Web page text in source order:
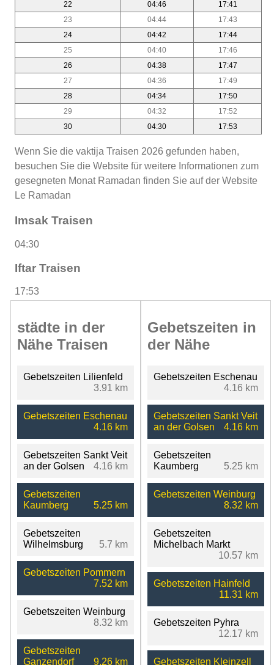
22
04:46
17:41
23
04:44
17:43
24
04:42
17:44
25
04:40
17:46
26
04:38
17:47
27
04:36
17:49
28
04:34
17:50
29
04:32
17:52
30
04:30 17:53
Wenn Sie die vaktija Traisen 2026 gefunden haben,
besuchen Sie die Website für weitere Informationen zum
gesegneten Monat Ramadan finden Sie auf der Website
Le Ramadan
Imsak Traisen
04:30
Iftar Traisen
17:53
städte in der
Nähe Traisen
Gebetszeiten Lilienfeld
3.91 km
Gebetszeiten Eschenau
4.16 km
Gebetszeiten Sankt Veit
an der Golsen
4.16 km
Gebetszeiten
Kaumberg
5.25 km
Gebetszeiten
Wilhelmsburg
5.7 km
Gebetszeiten Pommern
7.52 km
Gebetszeiten Weinburg
8.32 km
Gebetszeiten
Ganzendorf
9.26 km
Gebetszeiten in
der Nähe
Gebetszeiten Eschenau
4.16 km
Gebetszeiten Sankt Veit
an der Golsen
4.16 km
Gebetszeiten
Kaumberg
5.25 km
Gebetszeiten Weinburg
8.32 km
Gebetszeiten
Michelbach Markt
10.57 km
Gebetszeiten Hainfeld
11.31 km
Gebetszeiten Pyhra
12.17 km
Gebetszeiten Kleinzell